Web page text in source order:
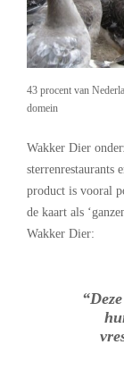
43 procent van
domein
Wakker Dier
sterrenrestaurants
product is vooral
de kaart als
Wakker Dier: